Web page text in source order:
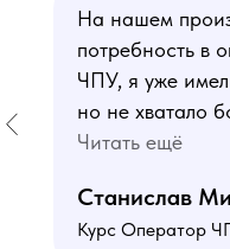
На нашем
потребность в
ЧПУ, я уже
но не хватало
знаний. В курсе
и
чего мне не
Читать ещё
Станислав
Курс Оператор